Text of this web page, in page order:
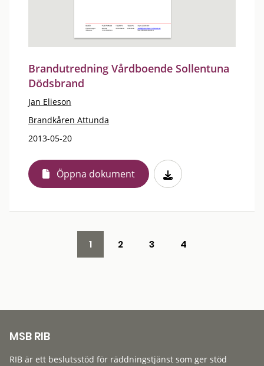
Brandutredning Vårdboende Sollentuna
Dödsbrand
Jan Elieson
Brandkåren Attunda
2013-05-20
Öppna dokument
1 2 3 4
MSB RIB
RIB är ett beslutsstöd för räddningstjänst som ger stöd